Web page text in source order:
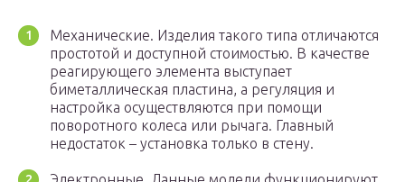
Механические. Изделия такого типа отличаются
простотой и доступной стоимостью. В качестве
реагирующего элемента выступает
биметаллическая пластина, а регуляция и
настройка осуществляются при помощи
поворотного колеса или рычага. Главный
недостаток – установка только в стену.